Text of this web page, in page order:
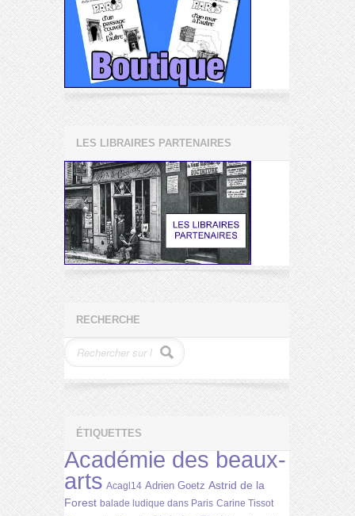
LES LIBRAIRES PARTENAIRES
RECHERCHE
ÉTIQUETTES
Académie des beaux-
arts Acagl14 Adrien Goetz Astrid de la
Forest balade ludique dans Paris Carine Tissot